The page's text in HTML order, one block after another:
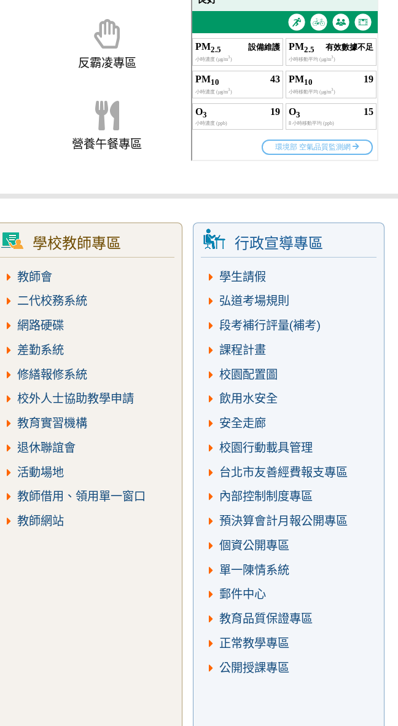
反霸凌專區
營養午餐專區
學校教師專區
教師會
二代校務系統
網路硬碟
差勤系統
修繕報修系統
校外人士協助教學申請
教育實習機構
退休聯誼會
活動場地
教師借用、領用單一窗口
教師網站
行政宣導專區
學生請假
弘道考場規則
段考補行評量(補考)
課程計畫
校園配置圖
飲用水安全
安全走廊
校園行動載具管理
台北市友善經費報支專區
內部控制制度專區
預決算會計月報公開專區
個資公開專區
單一陳情系統
郵件中心
教育品質保證專區
正常教學專區
公開授課專區